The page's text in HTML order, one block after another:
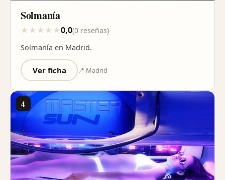
Solmanía
★ ★ ★ ★ ★0,0(0 reseñas)
Solmanía en Madrid.
Ver ficha 📍 Madrid
4